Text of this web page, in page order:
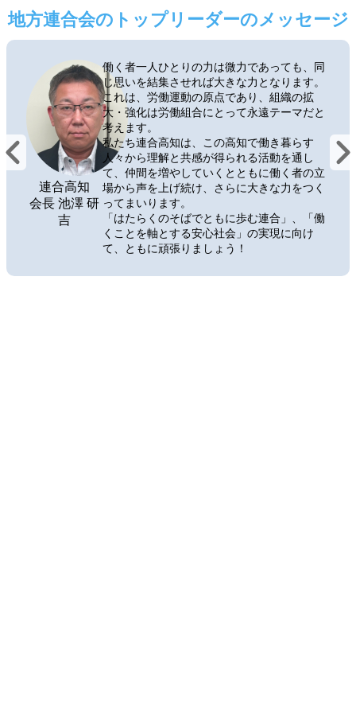
地方連合会のトップリーダーのメッセージ
連合高知
会長 池澤 研
吉
働く者一人ひとりの力は微力であっても、同
じ思いを結集させれば大きな力となります。
これは、労働運動の原点であり、組織の拡
大・強化は労働組合にとって永遠テーマだと
考えます。
私たち連合高知は、この高知で働き暮らす
人々から理解と共感が得られる活動を通し
て、仲間を増やしていくとともに働く者の立
場から声を上げ続け、さらに大きな力をつく
ってまいります。
「はたらくのそばでともに歩む連合」、「働
くことを軸とする安心社会」の実現に向け
て、ともに頑張りましょう！